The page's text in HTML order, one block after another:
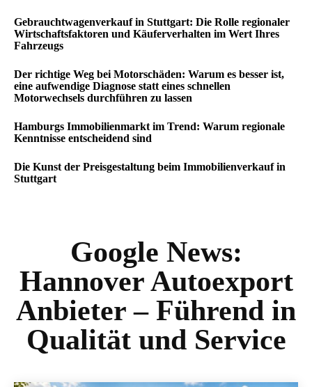
Gebrauchtwagenverkauf in Stuttgart: Die Rolle regionaler
Wirtschaftsfaktoren und Käuferverhalten im Wert Ihres
Fahrzeugs
Der richtige Weg bei Motorschäden: Warum es besser ist,
eine aufwendige Diagnose statt eines schnellen
Motorwechsels durchführen zu lassen
Hamburgs Immobilienmarkt im Trend: Warum regionale
Kenntnisse entscheidend sind
Die Kunst der Preisgestaltung beim Immobilienverkauf in
Stuttgart
Google News:
Hannover Autoexport
Anbieter – Führend in
Qualität und Service